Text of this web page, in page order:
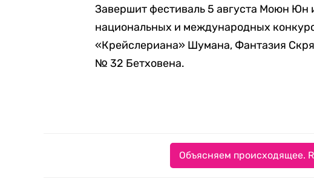
Завершит фестиваль 5 августа Моюн Юн
национальных и международных
«Крейслериана» Шумана, Фантазия
№ 32 Бетховена.
Объясняем происходящее.